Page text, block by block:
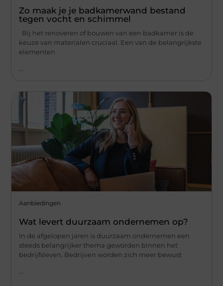
Zo maak je je badkamerwand bestand
tegen vocht en schimmel
Bij het renoveren of bouwen van een badkamer is de
keuze van materialen cruciaal. Een van de belangrijkste
elementen
Aanbiedingen
Wat levert duurzaam ondernemen op?
In de afgelopen jaren is duurzaam ondernemen een
steeds belangrijker thema geworden binnen het
bedrijfsleven. Bedrijven worden zich meer bewust
...